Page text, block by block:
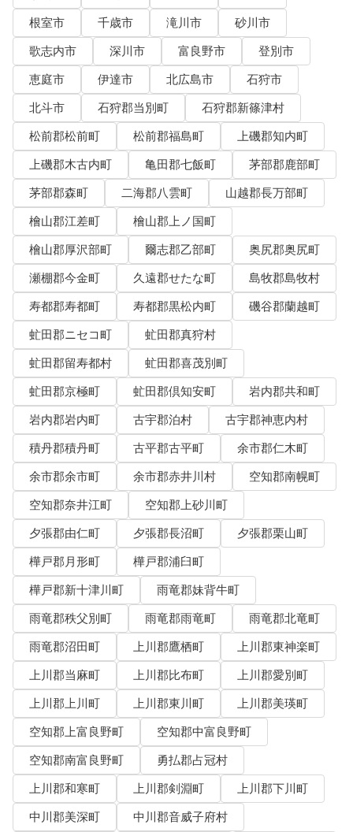
根室市
千歳市 滝川市
砂川市
歌志内市
深川市 富良野市
登別市
恵庭市
伊達市 北広島市
石狩市
北斗市
石狩郡当別町
石狩郡新篠津村
松前郡松前町
松前郡福島町
上磯郡知内町
上磯郡木古内町
亀田郡七飯町
茅部郡鹿部町
茅部郡森町
二海郡八雲町
山越郡長万部町
檜山郡江差町
檜山郡上ノ国町
檜山郡厚沢部町
爾志郡乙部町
奥尻郡奥尻町
瀬棚郡今金町
久遠郡せたな町
島牧郡島牧村
寿都郡寿都町
寿都郡黒松内町
磯谷郡蘭越町
虻田郡ニセコ町
虻田郡真狩村
虻田郡留寿都村
虻田郡喜茂別町
虻田郡京極町
虻田郡倶知安町
岩内郡共和町
岩内郡岩内町
古宇郡泊村
古宇郡神恵内村
積丹郡積丹町
古平郡古平町
余市郡仁木町
余市郡余市町
余市郡赤井川村
空知郡南幌町
空知郡奈井江町
空知郡上砂川町
夕張郡由仁町
夕張郡長沼町
夕張郡栗山町
樺戸郡月形町
樺戸郡浦臼町
樺戸郡新十津川町
雨竜郡妹背牛町
雨竜郡秩父別町
雨竜郡雨竜町
雨竜郡北竜町
雨竜郡沼田町
上川郡鷹栖町
上川郡東神楽町
上川郡当麻町
上川郡比布町
上川郡愛別町
上川郡上川町
上川郡東川町
上川郡美瑛町
空知郡上富良野町
空知郡中富良野町
空知郡南富良野町
勇払郡占冠村
上川郡和寒町
上川郡剣淵町
上川郡下川町
中川郡美深町
中川郡音威子府村